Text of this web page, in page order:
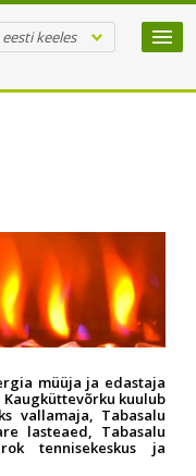
eesti keeles
müüja ja edastaja
kuulub
vallamaja, Tabasalu
lasteaed, Tabasalu
tennisekeskus ja